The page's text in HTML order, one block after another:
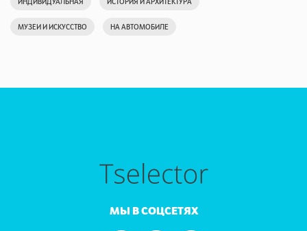
ИНДИВИДУАЛЬНАЯ ИСТОРИЯ И АРХИТЕКТУРА
МУЗЕИ И ИСКУССТВО НА АВТОМОБИЛЕ
МЫ В СОЦСЕТЯХ